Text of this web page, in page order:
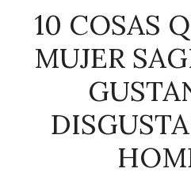
10 COSAS
MUJER